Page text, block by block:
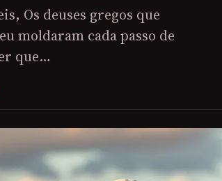
Os deuses gregos que
moldaram cada passo de
que…